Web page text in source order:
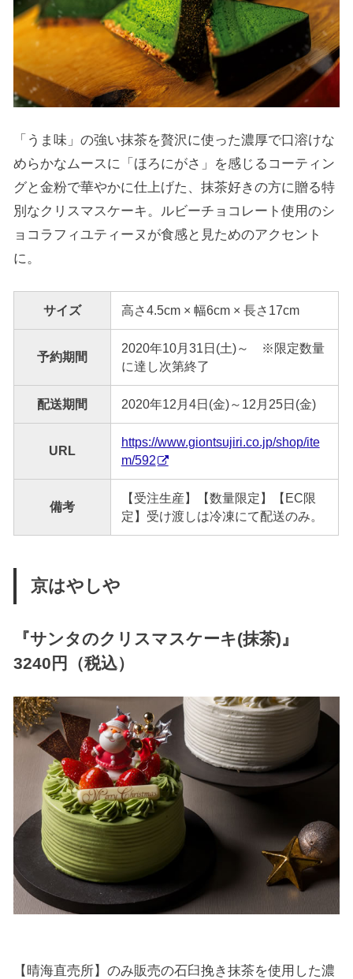
「うま味」の強い抹茶を贅沢に使った濃厚で口溶けな
めらかなムースに「ほろにがさ」を感じるコーティン
グと金粉で華やかに仕上げた、抹茶好きの方に贈る特
別なクリスマスケーキ。ルビーチョコレート使用のシ
ョコラフィユティーヌが食感と見ためのアクセント
に。
サイズ 高さ4.5cm × 幅6cm × 長さ17cm
予約期間
2020年10月31日(土)～ ※限定数量
に達し次第終了
配送期間 2020年12月4日(金)～12月25日(金)
URL
https://www.giontsujiri.co.jp/shop/ite
m/592
備考
【受注生産】【数量限定】【EC限
定】受け渡しは冷凍にて配送のみ。
京はやしや
『サンタのクリスマスケーキ(抹茶)』
3240円（税込）
【晴海直売所】のみ販売の石臼挽き抹茶を使用した濃